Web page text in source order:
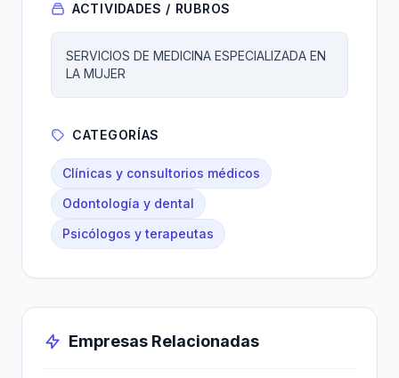
ACTIVIDADES / RUBROS
SERVICIOS DE MEDICINA ESPECIALIZADA EN
LA MUJER
CATEGORÍAS
Clínicas y consultorios médicos
Odontología y dental
Psicólogos y terapeutas
Empresas Relacionadas